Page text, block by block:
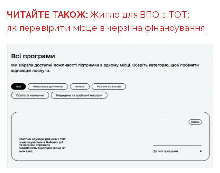
ЧИТАЙТЕ ТАКОЖ:Житло для ВПО з ТОТ:
як перевірити місце в черзі на фінансування